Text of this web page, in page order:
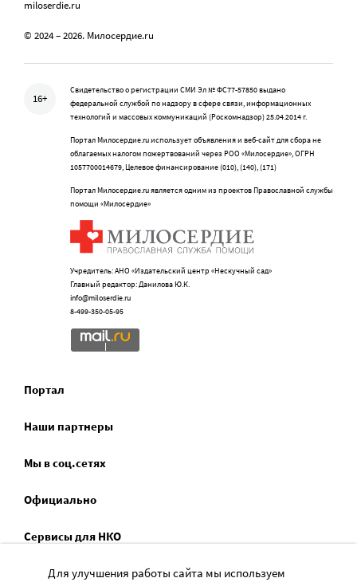
miloserdie.ru
© 2024 – 2026. Милосердие.ru
16+
Свидетельство о регистрации СМИ Эл № ФС77-57850 выдано
федеральной службой по надзору в сфере связи, информационных
технологий и массовых коммуникаций (Роскомнадзор) 25.04.2014 г.
Портал Милосердие.ru использует объявления и веб-сайт для сбора не
облагаемых налогом пожертвований через РОО «Милосердие», ОГРН
1057700014679, Целевое финансирование (010), (140), (171)
Портал Милосердие.ru является одним из проектов Православной службы
помощи «Милосердие»
Учредитель: АНО «Издательский центр «Нескучный сад»
Главный редактор: Данилова Ю.К.
info@miloserdie.ru
8-499-350-05-95
Портал
Наши партнеры
Мы в соц.сетях
Официально
Сервисы для НКО
Спецпроекты
Для улучшения работы сайта мы используем